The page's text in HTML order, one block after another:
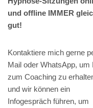
und offline IMMER
gut!
Kontaktiere mich gerne
Mail oder WhatsApp, um
zum Coaching zu
und wir können ein
Infogespräch führen, um